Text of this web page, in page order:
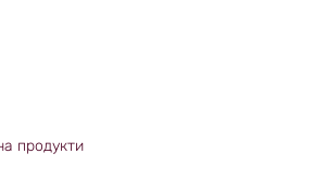
продукти